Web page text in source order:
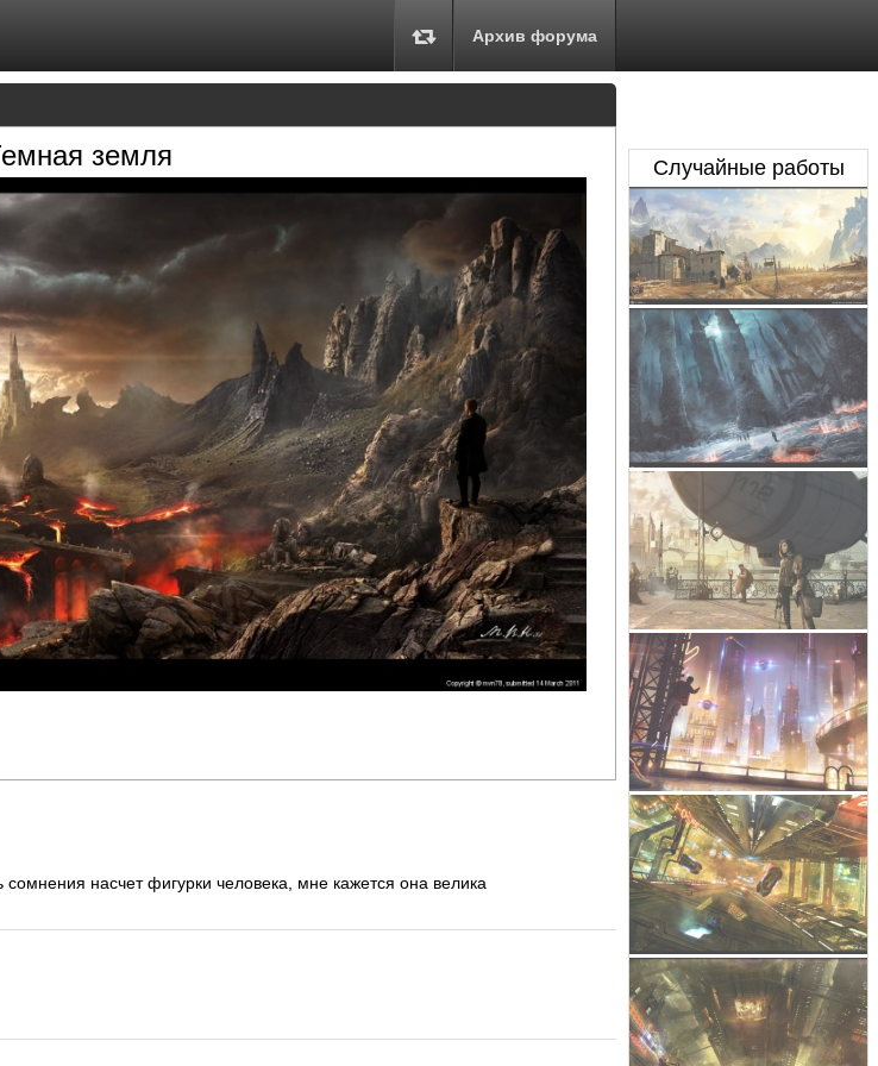
Архив форума
земля
сомнения насчет фигурки человека, мне кажется она велика
Случайные работы